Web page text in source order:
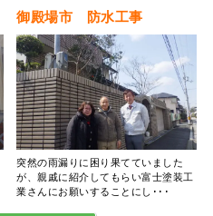
御殿場市 防水工事
突然の雨漏りに困り果てていました
が、親戚に紹介してもらい富士塗装工
業さんにお願いすることにし･･･